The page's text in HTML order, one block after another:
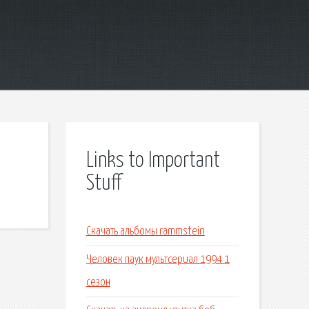
Links to Important
Stuff
Скачать альбомы rammstein
Человек паук мультсериал 1994 1
сезон